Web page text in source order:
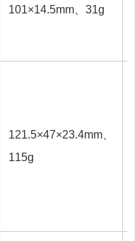
101×14.5mm、31g
121.5×47×23.4mm、
115g